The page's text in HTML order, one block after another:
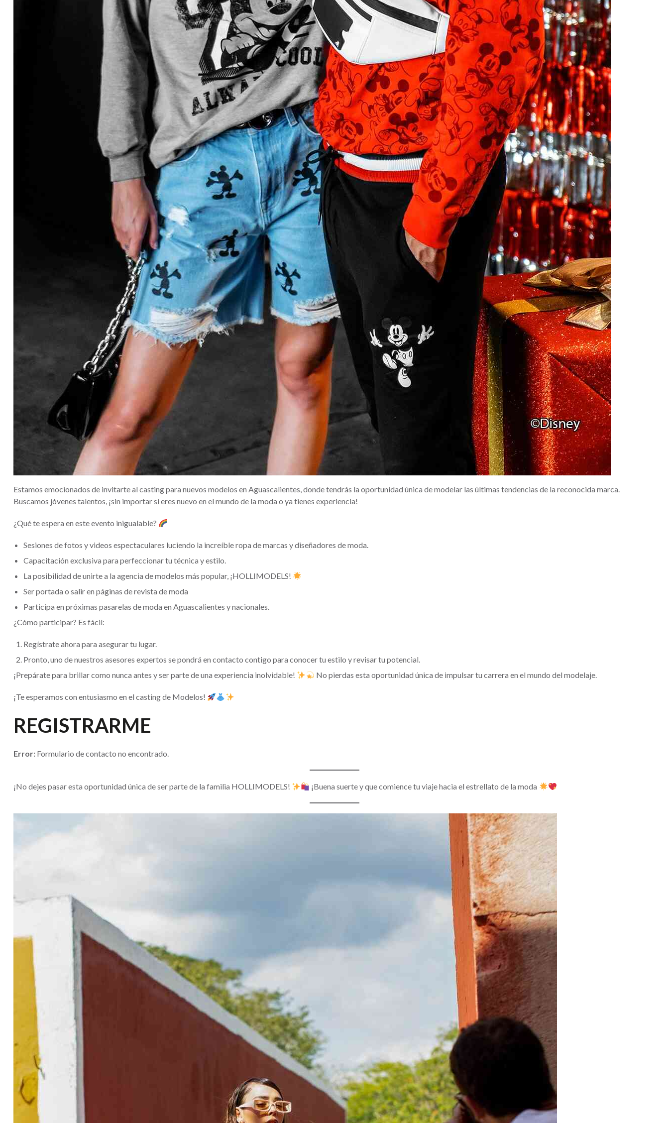
Estamos emocionados de invitarte al casting para nuevos modelos en Aguascalientes, donde tendrás la oportunidad única de modelar las últimas tendencias de la reconocida marca.
Buscamos jóvenes talentos, ¡sin importar si eres nuevo en el mundo de la moda o ya tienes experiencia!
¿Qué te espera en este evento inigualable?
Sesiones de fotos y videos espectaculares luciendo la increíble ropa de marcas y diseñadores de moda.
Capacitación exclusiva para perfeccionar tu técnica y estilo.
La posibilidad de unirte a la agencia de modelos más popular, ¡HOLLIMODELS!
Ser portada o salir en páginas de revista de moda
Participa en próximas pasarelas de moda en Aguascalientes y nacionales.
¿Cómo participar? Es fácil:
Regístrate ahora para asegurar tu lugar.
Pronto, uno de nuestros asesores expertos se pondrá en contacto contigo para conocer tu estilo y revisar tu potencial.
¡Prepárate para brillar como nunca antes y ser parte de una experiencia inolvidable!
No pierdas esta oportunidad única de impulsar tu carrera en el mundo del modelaje.
¡Te esperamos con entusiasmo en el casting de Modelos!
REGISTRARME
Error: Formulario de contacto no encontrado.
¡No dejes pasar esta oportunidad única de ser parte de la familia HOLLIMODELS! ¡Buena suerte y que comience tu viaje hacia el estrellato de la moda